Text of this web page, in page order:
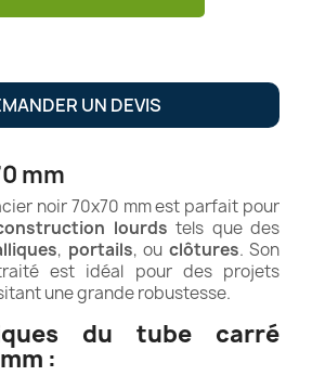
UN DEVIS
mm
noir 70x70 mm est parfait pour
lourds tels que des
, portails, ou clôtures. Son
est idéal pour des projets
une grande robustesse.
du tube carré
: